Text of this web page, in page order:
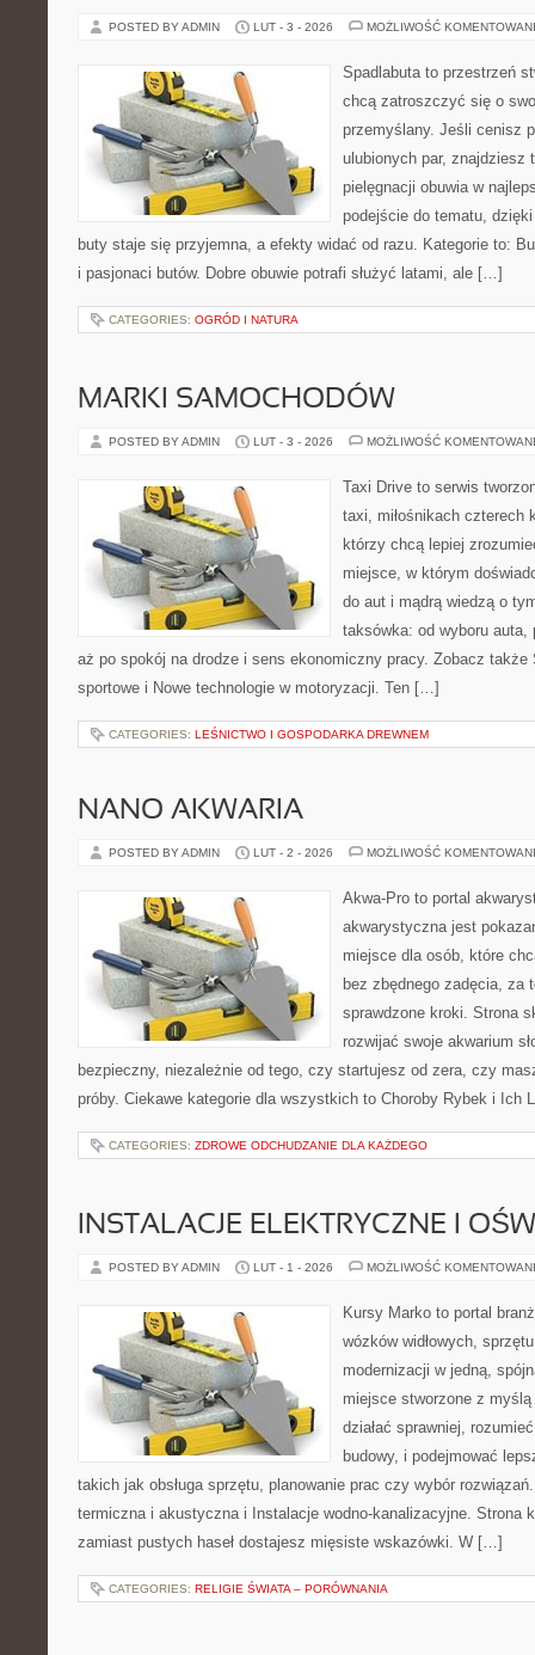
POSTED BY ADMIN LUT - 3 - 2026 MOŻLIWOŚĆ
Spadlabuta to przestrzeń
chcą zatroszczyć się o
przemyślany. Jeśli cenisz
ulubionych par, znajdziesz
pielęgnacji obuwia w
podejście do tematu,
buty staje się przyjemna, a efekty widać od razu. Kategorie to:
i pasjonaci butów. Dobre obuwie potrafi służyć latami, ale […]
CATEGORIES: OGRÓD I NATURA
MARKI SAMOCHODÓW
POSTED BY ADMIN LUT - 3 - 2026 MOŻLIWOŚĆ
Taxi Drive to serwis
taxi, miłośnikach czterech
którzy chcą lepiej
miejsce, w którym
do aut i mądrą wiedzą o
taksówka: od wyboru
aż po spokój na drodze i sens ekonomiczny pracy. Zobacz także
sportowe i Nowe technologie w motoryzacji. Ten […]
CATEGORIES: LEŚNICTWO I GOSPODARKA DREWNEM
NANO AKWARIA
POSTED BY ADMIN LUT - 2 - 2026 MOŻLIWOŚĆ
Akwa-Pro to portal
akwarystyczna jest
miejsce dla osób, które
bez zbędnego zadęcia, za
sprawdzone kroki. Strona
rozwijać swoje akwarium
bezpieczny, niezależnie od tego, czy startujesz od zera, czy
próby. Ciekawe kategorie dla wszystkich to Choroby Rybek i Ich
CATEGORIES: ZDROWE ODCHUDZANIE DLA KAŻDEGO
INSTALACJE ELEKTRYCZNE I
POSTED BY ADMIN LUT - 1 - 2026 MOŻLIWOŚĆ
Kursy Marko to portal
wózków widłowych,
modernizacji w jedną,
miejsce stworzone z
działać sprawniej,
budowy, i podejmować
takich jak obsługa sprzętu, planowanie prac czy wybór
termiczna i akustyczna i Instalacje wodno-kanalizacyjne. Strona
zamiast pustych haseł dostajesz mięsiste wskazówki. W […]
CATEGORIES: RELIGIE ŚWIATA – PORÓWNANIA